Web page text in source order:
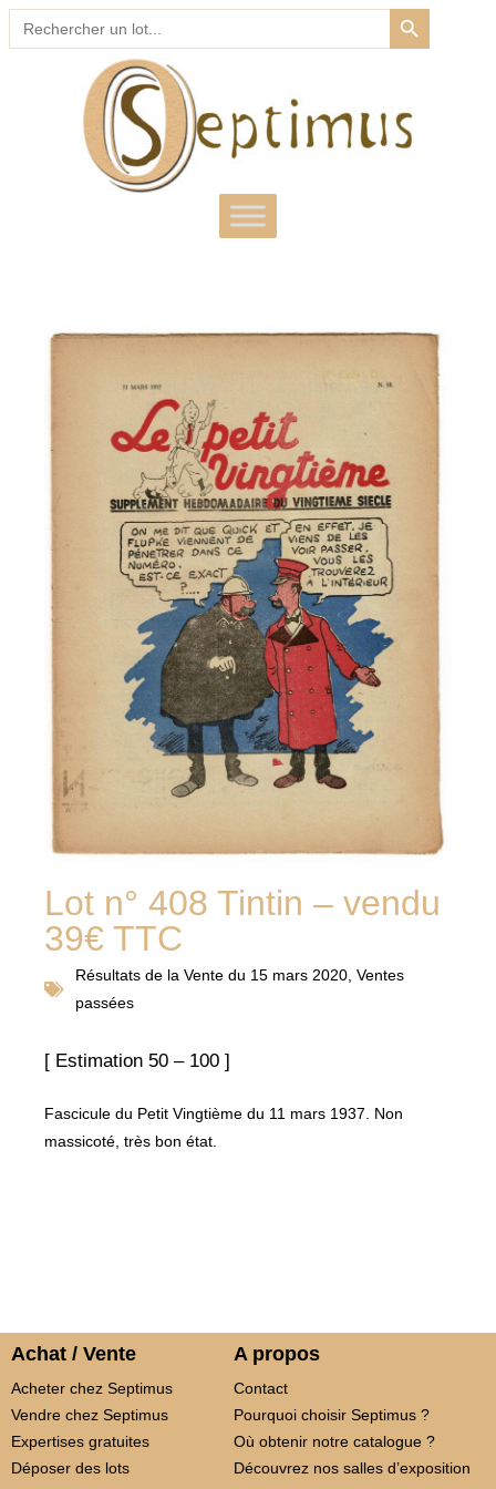
Search
for:
SEARCH BUTTON
Lot n° 408 Tintin – vendu
39€ TTC
Résultats de la Vente du 15 mars 2020, Ventes
passées
[ Estimation 50 – 100 ]
Fascicule du Petit Vingtième du 11 mars 1937. Non
massicoté, très bon état.
Achat / Vente
Acheter chez Septimus
Vendre chez Septimus
Expertises gratuites
Déposer des lots
A propos
Contact
Pourquoi choisir Septimus ?
Où obtenir notre catalogue ?
Découvrez nos salles d’exposition